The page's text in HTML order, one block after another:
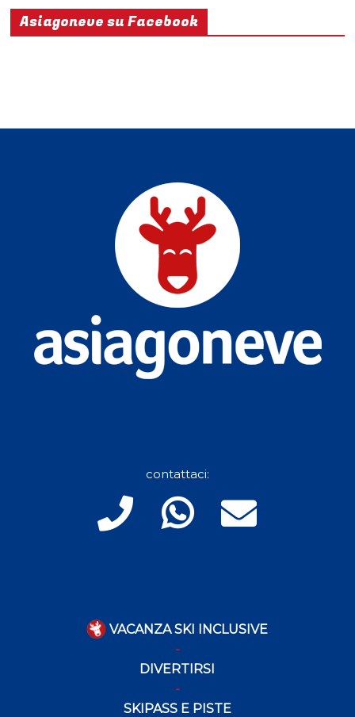
Asiagoneve su Facebook
contattaci:
VACANZA SKI INCLUSIVE
DIVERTIRSI
SKIPASS E PISTE